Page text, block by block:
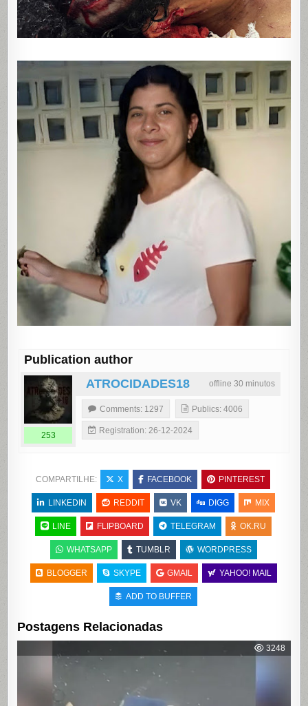
Publication author
offline 30 minutos
ATROCIDADES18
253
Comments: 1297 Publics: 4006
Registration: 26-12-2024
COMPARTILHE: X FACEBOOK PINTEREST
LINKEDIN REDDIT VK DIGG MIX
LINE FLIPBOARD TELEGRAM OK.RU
WHATSAPP TUMBLR WORDPRESS
BLOGGER SKYPE GMAIL YAHOO! MAIL
ADD TO BUFFER
Postagens Relacionadas
3248